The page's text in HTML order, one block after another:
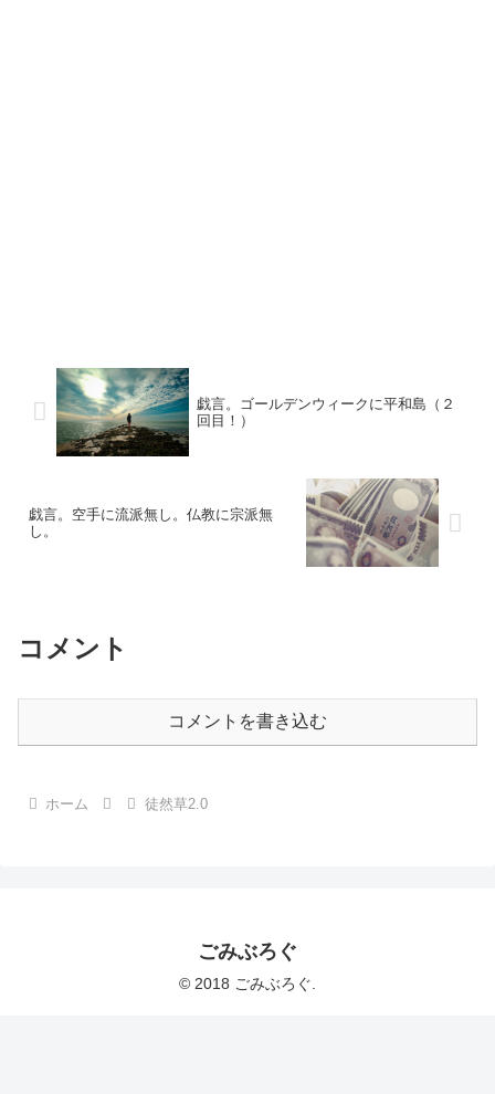
戯言。ゴールデンウィークに平和島（２
回目！）
戯言。空手に流派無し。仏教に宗派無
し。
コメント
コメントを書き込む
ホーム 徒然草2.0
ごみぶろぐ
© 2018 ごみぶろぐ.